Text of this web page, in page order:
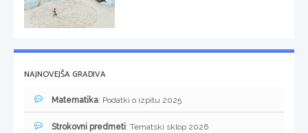
NAJNOVEJŠA GRADIVA
Matematika: Podatki o izpitu 2025
Strokovni predmeti: Tematski sklop 2026